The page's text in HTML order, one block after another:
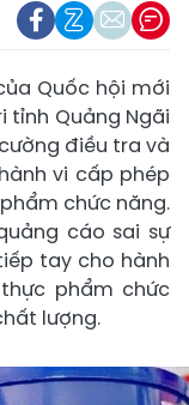
Quốc hội mới
tỉnh Quảng Ngãi
điều tra và
vi cấp phép
chức năng.
cáo sai sự
tay cho hành
phẩm chức
lượng.